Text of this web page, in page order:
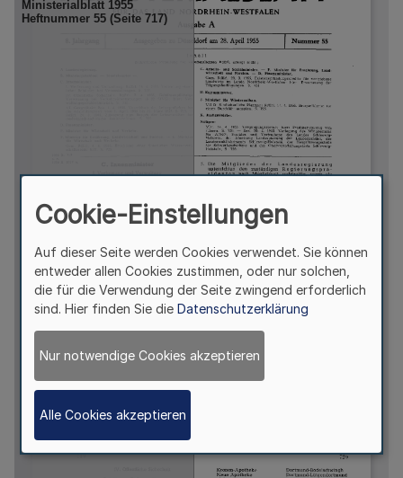
Cookie-Einstellungen
Auf dieser Seite werden Cookies verwendet. Sie können
entweder allen Cookies zustimmen, oder nur solchen,
die für die Verwendung der Seite zwingend erforderlich
sind. Hier finden Sie die Datenschutzerklärung
Nur notwendige Cookies akzeptieren
Alle Cookies akzeptieren